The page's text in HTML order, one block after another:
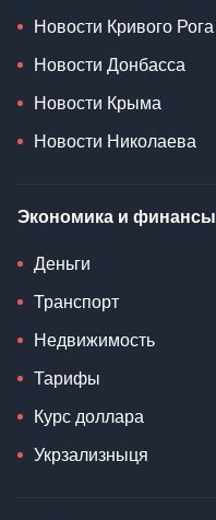
Новости Кривого Рога
Новости Донбасса
Новости Крыма
Новости Николаева
Экономика и финансы
Деньги
Транспорт
Недвижимость
Тарифы
Курс доллара
Укрзализныця